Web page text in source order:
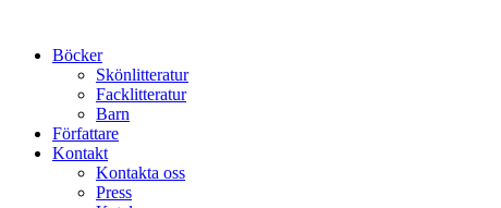
contentBöcker
Skönlitteratur
Facklitteratur
Barn
Författare
Kontakt
Kontakta oss
Press